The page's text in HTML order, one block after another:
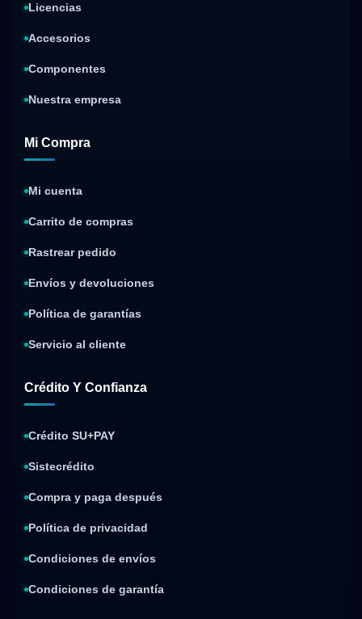
Licencias
Accesorios
Componentes
Nuestra empresa
Mi Compra
Mi cuenta
Carrito de compras
Rastrear pedido
Envíos y devoluciones
Política de garantías
Servicio al cliente
Crédito Y Confianza
Crédito SU+PAY
Sistecrédito
Compra y paga después
Política de privacidad
Condiciones de envíos
Condiciones de garantía